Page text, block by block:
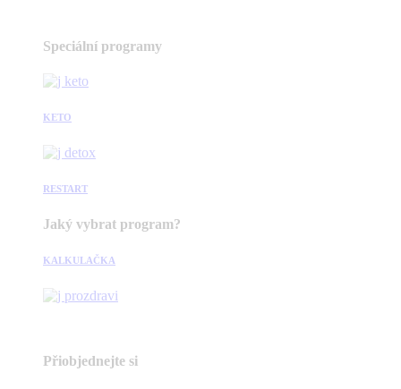
Speciální programy
KETO
RESTART
Jaký vybrat program?
KALKULAČKA
Přiobjednejte si